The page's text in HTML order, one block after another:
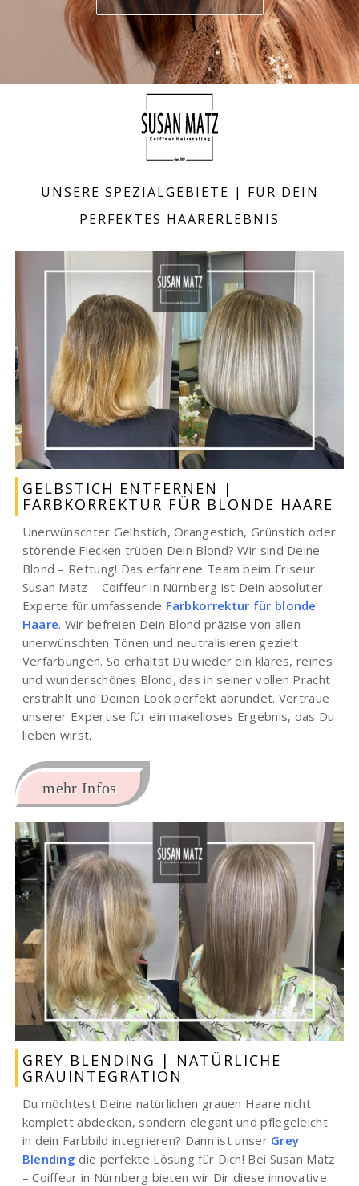
UNSERE SPEZIALGEBIETE | FÜR DEIN
PERFEKTES HAARERLEBNIS
GELBSTICH ENTFERNEN |
FARBKORREKTUR FÜR BLONDE HAARE
Unerwünschter Gelbstich, Orangestich, Grünstich oder
störende Flecken trüben Dein Blond? Wir sind Deine
Blond – Rettung! Das erfahrene Team beim Friseur
Susan Matz – Coiffeur in Nürnberg ist Dein absoluter
Experte für umfassende Farbkorrektur für blonde
Haare. Wir befreien Dein Blond präzise von allen
unerwünschten Tönen und neutralisieren gezielt
Verfärbungen. So erhältst Du wieder ein klares, reines
und wunderschönes Blond, das in seiner vollen Pracht
erstrahlt und Deinen Look perfekt abrundet. Vertraue
unserer Expertise für ein makelloses Ergebnis, das Du
lieben wirst.
mehr Infos
GREY BLENDING | NATÜRLICHE
GRAUINTEGRATION
Du möchtest Deine natürlichen grauen Haare nicht
komplett abdecken, sondern elegant und pflegeleicht
in dein Farbbild integrieren? Dann ist unser Grey
Blending die perfekte Lösung für Dich! Bei Susan Matz
– Coiffeur in Nürnberg bieten wir Dir diese innovative